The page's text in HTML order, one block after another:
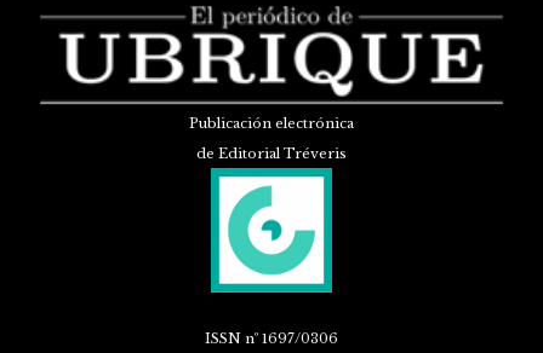
Publicación electrónica
de Editorial Tréveris
ISSN nº 1697/0306